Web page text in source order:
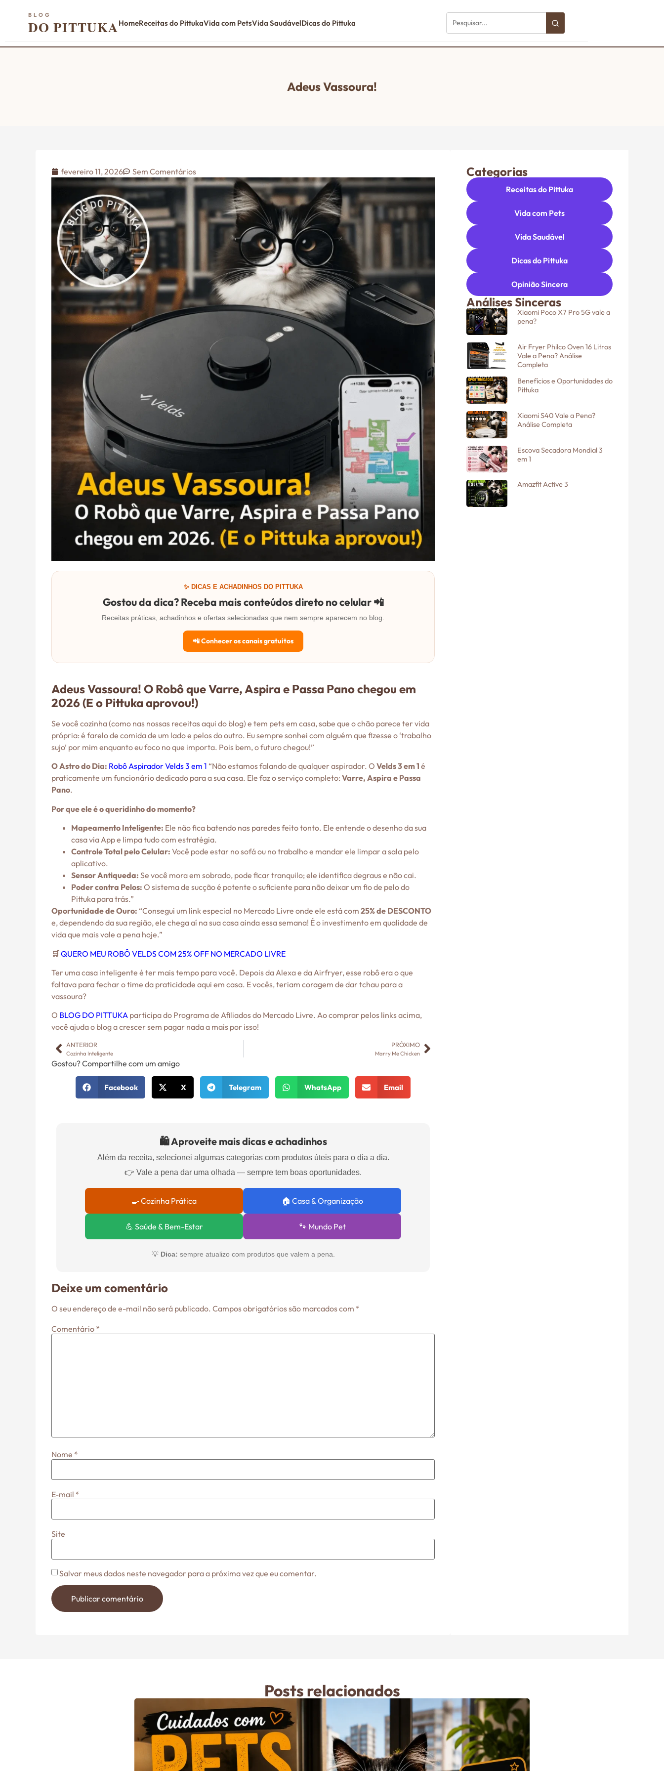
BLOG
DO PITTUKAHomeReceitas do PittukaVida com PetsVida SaudávelDicas do Pittuka
Adeus Vassoura!
fevereiro 11, 2026 Sem Comentários
✨ DICAS E ACHADINHOS DO PITTUKA
Gostou da dica? Receba mais conteúdos direto no celular 📲
Receitas práticas, achadinhos e ofertas selecionadas que nem sempre aparecem no blog.
📲 Conhecer os canais gratuitos
Adeus Vassoura! O Robô que Varre, Aspira e Passa Pano chegou em
2026 (E o Pittuka aprovou!)
Se você cozinha (como nas nossas receitas aqui do blog) e tem pets em casa, sabe que o chão parece ter vida
própria: é farelo de comida de um lado e pelos do outro. Eu sempre sonhei com alguém que fizesse o ‘trabalho
sujo’ por mim enquanto eu foco no que importa. Pois bem, o futuro chegou!”
O Astro do Dia: Robô Aspirador Velds 3 em 1 “Não estamos falando de qualquer aspirador. O Velds 3 em 1 é
praticamente um funcionário dedicado para a sua casa. Ele faz o serviço completo: Varre, Aspira e Passa
Pano.
Por que ele é o queridinho do momento?
Mapeamento Inteligente: Ele não fica batendo nas paredes feito tonto. Ele entende o desenho da sua
casa via App e limpa tudo com estratégia.
Controle Total pelo Celular: Você pode estar no sofá ou no trabalho e mandar ele limpar a sala pelo
aplicativo.
Sensor Antiqueda: Se você mora em sobrado, pode ficar tranquilo; ele identifica degraus e não cai.
Poder contra Pelos: O sistema de sucção é potente o suficiente para não deixar um fio de pelo do
Pittuka para trás.”
Oportunidade de Ouro: “Consegui um link especial no Mercado Livre onde ele está com 25% de DESCONTO
e, dependendo da sua região, ele chega aí na sua casa ainda essa semana! É o investimento em qualidade de
vida que mais vale a pena hoje.”
🛒QUERO MEU ROBÔ VELDS COM 25% OFF NO MERCADO LIVRE
Ter uma casa inteligente é ter mais tempo para você. Depois da Alexa e da Airfryer, esse robô era o que
faltava para fechar o time da praticidade aqui em casa. E vocês, teriam coragem de dar tchau para a
vassoura?
O BLOG DO PITTUKA participa do Programa de Afiliados do Mercado Livre. Ao comprar pelos links acima,
você ajuda o blog a crescer sem pagar nada a mais por isso!
ANTERIOR
Cozinha Inteligente
PRÓXIMO
Marry Me Chicken
Gostou? Compartilhe com um amigo
Facebook X Telegram WhatsApp Email
🛍️ Aproveite mais dicas e achadinhos
Além da receita, selecionei algumas categorias com produtos úteis para o dia a dia.
👉 Vale a pena dar uma olhada — sempre tem boas oportunidades.
🍳 Cozinha Prática 🏠 Casa & Organização
💪 Saúde & Bem-Estar 🐾 Mundo Pet
💡 Dica: sempre atualizo com produtos que valem a pena.
Deixe um comentário
O seu endereço de e-mail não será publicado. Campos obrigatórios são marcados com *
Comentário *
Nome *
E-mail *
Site
Salvar meus dados neste navegador para a próxima vez que eu comentar.
Categorias
Receitas do Pittuka
Vida com Pets
Vida Saudável
Dicas do Pittuka
Opinião Sincera
Análises Sinceras
Xiaomi Poco X7 Pro 5G vale a
pena?
Air Fryer Philco Oven 16 Litros
Vale a Pena? Análise
Completa
Benefícios e Oportunidades do
Pittuka
Xiaomi S40 Vale a Pena?
Análise Completa
Escova Secadora Mondial 3
em 1
Amazfit Active 3
Posts relacionados